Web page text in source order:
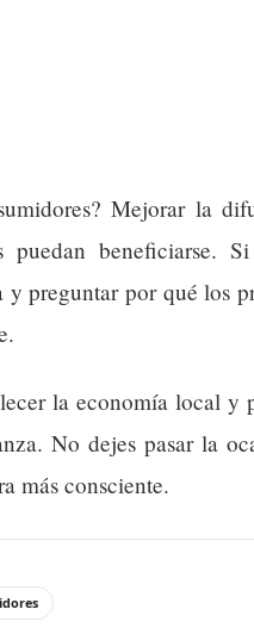
Mejorar la
beneficiarse. Si
y preguntar por qué los
la economía local y
No dejes pasar la
más consciente.